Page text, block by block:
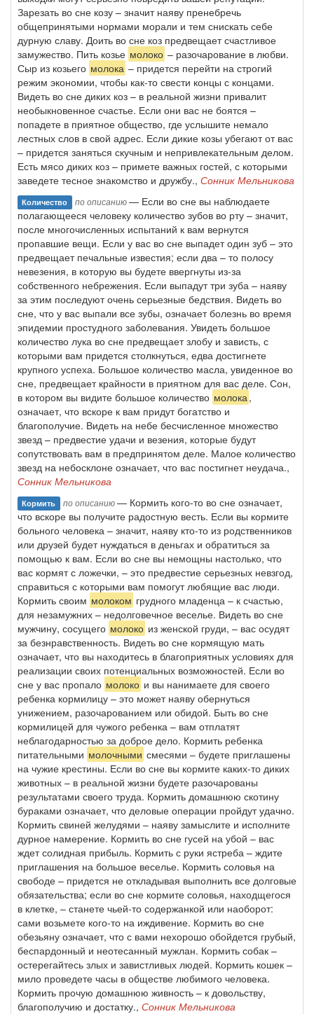
Зарезать во сне козу – значит наяву пренебречь
общепринятыми нормами морали и тем снискать себе
дурную славу. Доить во сне коз предвещает счастливое
замужество. Пить козье молоко – разочарование в любви.
Сыр из козьего молока – придется перейти на строгий
режим экономии, чтобы как-то свести концы с концами.
Видеть во сне диких коз – в реальной жизни привалит
необыкновенное счастье. Если они вас не боятся –
попадете в приятное общество, где услышите немало
лестных слов в свой адрес. Если дикие козы убегают от вас
– придется заняться скучным и непривлекательным делом.
Есть мясо диких коз – примете важных гостей, с которыми
заведете тесное знакомство и дружбу., Сонник Мельникова
Количество по описанию— Если во сне вы наблюдаете
полагающееся человеку количество зубов во рту – значит,
после многочисленных испытаний к вам вернутся
пропавшие вещи. Если у вас во сне выпадет один зуб – это
предвещает печальные известия; если два – то полосу
невезения, в которую вы будете ввергнуты из-за
собственного небрежения. Если выпадут три зуба – наяву
за этим последуют очень серьезные бедствия. Видеть во
сне, что у вас выпали все зубы, означает болезнь во время
эпидемии простудного заболевания. Увидеть большое
количество лука во сне предвещает злобу и зависть, с
которыми вам придется столкнуться, едва достигнете
крупного успеха. Большое количество масла, увиденное во
сне, предвещает крайности в приятном для вас деле. Сон,
в котором вы видите большое количество молока,
означает, что вскоре к вам придут богатство и
благополучие. Видеть на небе бесчисленное множество
звезд – предвестие удачи и везения, которые будут
сопутствовать вам в предпринятом деле. Малое количество
звезд на небосклоне означает, что вас постигнет неудача.,
Сонник Мельникова
Кормить по описанию— Кормить кого-то во сне означает,
что вскоре вы получите радостную весть. Если вы кормите
больного человека – значит, наяву кто-то из родственников
или друзей будет нуждаться в деньгах и обратиться за
помощью к вам. Если во сне вы немощны настолько, что
вас кормят с ложечки, – это предвестие серьезных невзгод,
справиться с которыми вам помогут любящие вас люди.
Кормить своим молоком грудного младенца – к счастью,
для незамужних – недолговечное веселье. Видеть во сне
мужчину, сосущего молоко из женской груди, – вас осудят
за безнравственность. Видеть во сне кормящую мать
означает, что вы находитесь в благоприятных условиях для
реализации своих потенциальных возможностей. Если во
сне у вас пропало молоко и вы нанимаете для своего
ребенка кормилицу – это может наяву обернуться
унижением, разочарованием или обидой. Быть во сне
кормилицей для чужого ребенка – вам отплатят
неблагодарностью за доброе дело. Кормить ребенка
питательными молочными смесями – будете приглашены
на чужие крестины. Если во сне вы кормите каких-то диких
животных – в реальной жизни будете разочарованы
результатами своего труда. Кормить домашнюю скотину
бураками означает, что деловые операции пройдут удачно.
Кормить свиней желудями – наяву замыслите и исполните
дурное намерение. Кормить во сне гусей на убой – вас
ждет солидная прибыль. Кормить с руки ястреба – ждите
приглашения на большое веселье. Кормить соловья на
свободе – придется не откладывая выполнить все долговые
обязательства; если во сне кормите соловья, находщегося
в клетке, – станете чьей-то содержанкой или наоборот:
сами возьмете кого-то на иждивение. Кормить во сне
обезьяну означает, что с вами нехорошо обойдется грубый,
беспардонный и неотесанный мужлан. Кормить собак –
остерегайтесь злых и завистливых людей. Кормить кошек –
мило проведете часы в обществе любимого человека.
Кормить прочую домашнюю живность – к довольству,
благополучию и достатку., Сонник Мельникова